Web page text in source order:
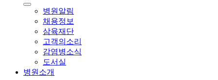
병원알림
채용정보
삼육재단
고객의소리
감염병소식
도서실
병원소개